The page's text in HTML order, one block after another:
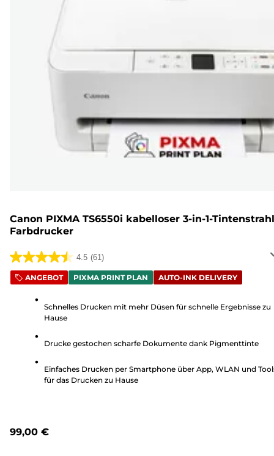
Canon PIXMA TS6550i kabelloser 3-in-1-
Farbdrucker
4.5 (61)
4.5
von
Sternen.
Bewertungen
ANGEBOT PIXMA PRINT PLAN AUTO-INK DELIVERY
Schnelles Drucken mit mehr Düsen für schnelle Ergebnisse zu
Hause
Drucke gestochen scharfe Dokumente dank Pigmenttinte
Einfaches Drucken per Smartphone über App, WLAN und
für das Drucken zu Hause
99,00 €